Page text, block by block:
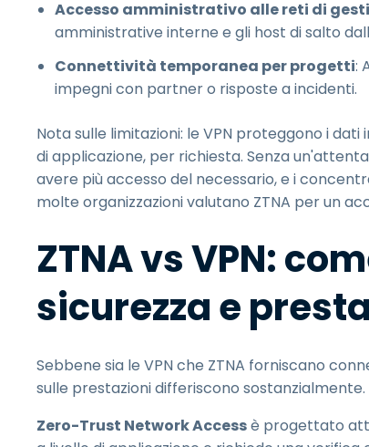
Accesso amministrativo alle reti di
amministrative interne e gli host di salto
Connettività temporanea per progetti:
impegni con partner o risposte a incidenti.
Nota sulle limitazioni: le VPN proteggono i
di applicazione, per richiesta. Senza
avere più accesso del necessario, e i
molte organizzazioni valutano ZTNA per un
ZTNA vs VPN:
sicurezza e
Sebbene sia le VPN che ZTNA forniscano
sulle prestazioni differiscono sostanzialmente.
Zero-Trust Network Accessè progettato